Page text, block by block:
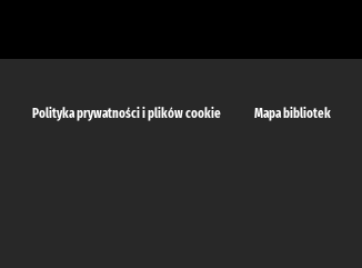
Polityka prywatności i plików cookie Mapa bibliotek